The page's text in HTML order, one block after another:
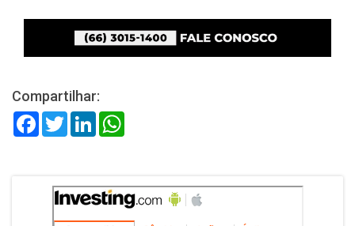
Compartilhar:
FacebookTwitterLinkedIn